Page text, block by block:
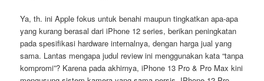
Ya, th. ini Apple fokus untuk benahi maupun tingkatkan apa-apa
yang kurang berasal dari iPhone 12 series, berikan peningkatan
pada spesifikasi hardware internalnya, dengan harga jual yang
sama. Lantas mengapa judul review ini menggunakan kata “tanpa
kompromi”? Karena pada akhirnya, iPhone 13 Pro & Pro Max kini